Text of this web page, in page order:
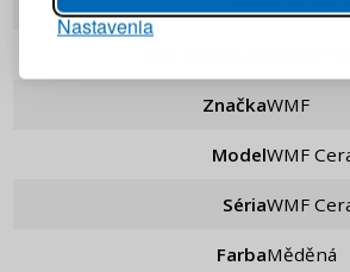
Nastavenia
Značka WMF
Model WMF
Séria WMF
Farba Měděná
PRIHLÁSIŤ SA
Pripomenutie hesla